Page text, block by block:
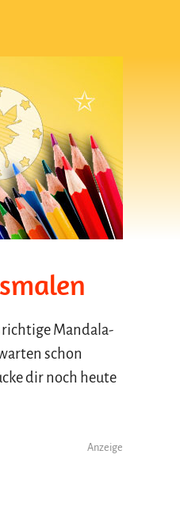
richtige Mandala-
schon
dir noch heute
Anzeige